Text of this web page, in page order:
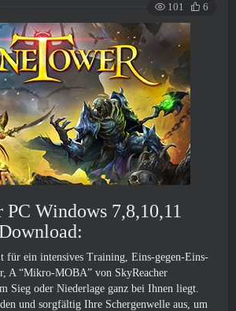
101 6
Windows 7,8,10,11
für ein intensives Training, Eins-gegen-Eins-
A “Mikro-MOBA” von SkyReacher
Sieg oder Niederlage ganz bei Ihnen liegt.
und sorgfältig Ihre Schergenwelle aus, um